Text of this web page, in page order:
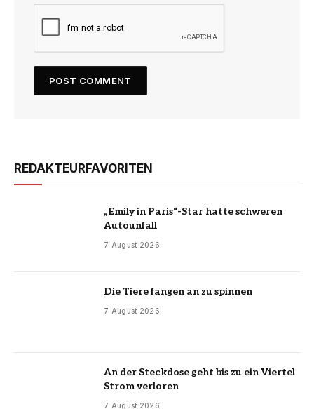
REDAKTEURFAVORITEN
„Emily in Paris“-Star hatte schweren
Autounfall
7 August 2026
Die Tiere fangen an zu spinnen
7 August 2026
An der Steckdose geht bis zu ein Viertel
Strom verloren
7 August 2026